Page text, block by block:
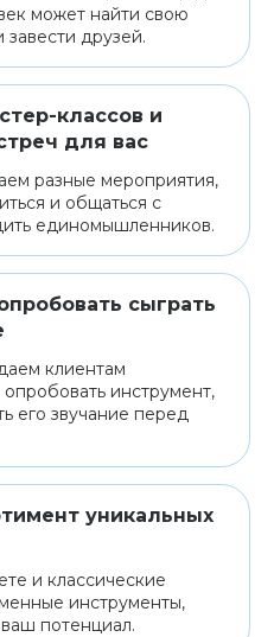
может найти свою
друзей.
классов и
для вас
разные мероприятия,
и общаться с
единомышленников.
сыграть
клиентам
инструмент,
его звучание перед
уникальных
и классические
инструменты,
потенциал.